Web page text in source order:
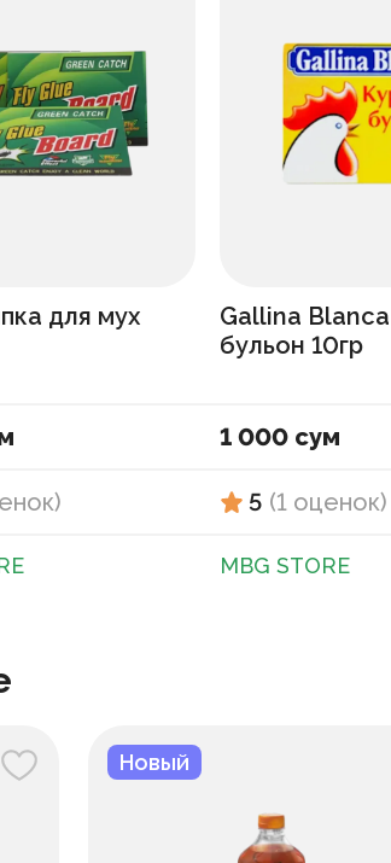
для мух
)
Gallina
бульон 10гр
1 000 сум
5 (1 оценок)
MBG STORE
Новый